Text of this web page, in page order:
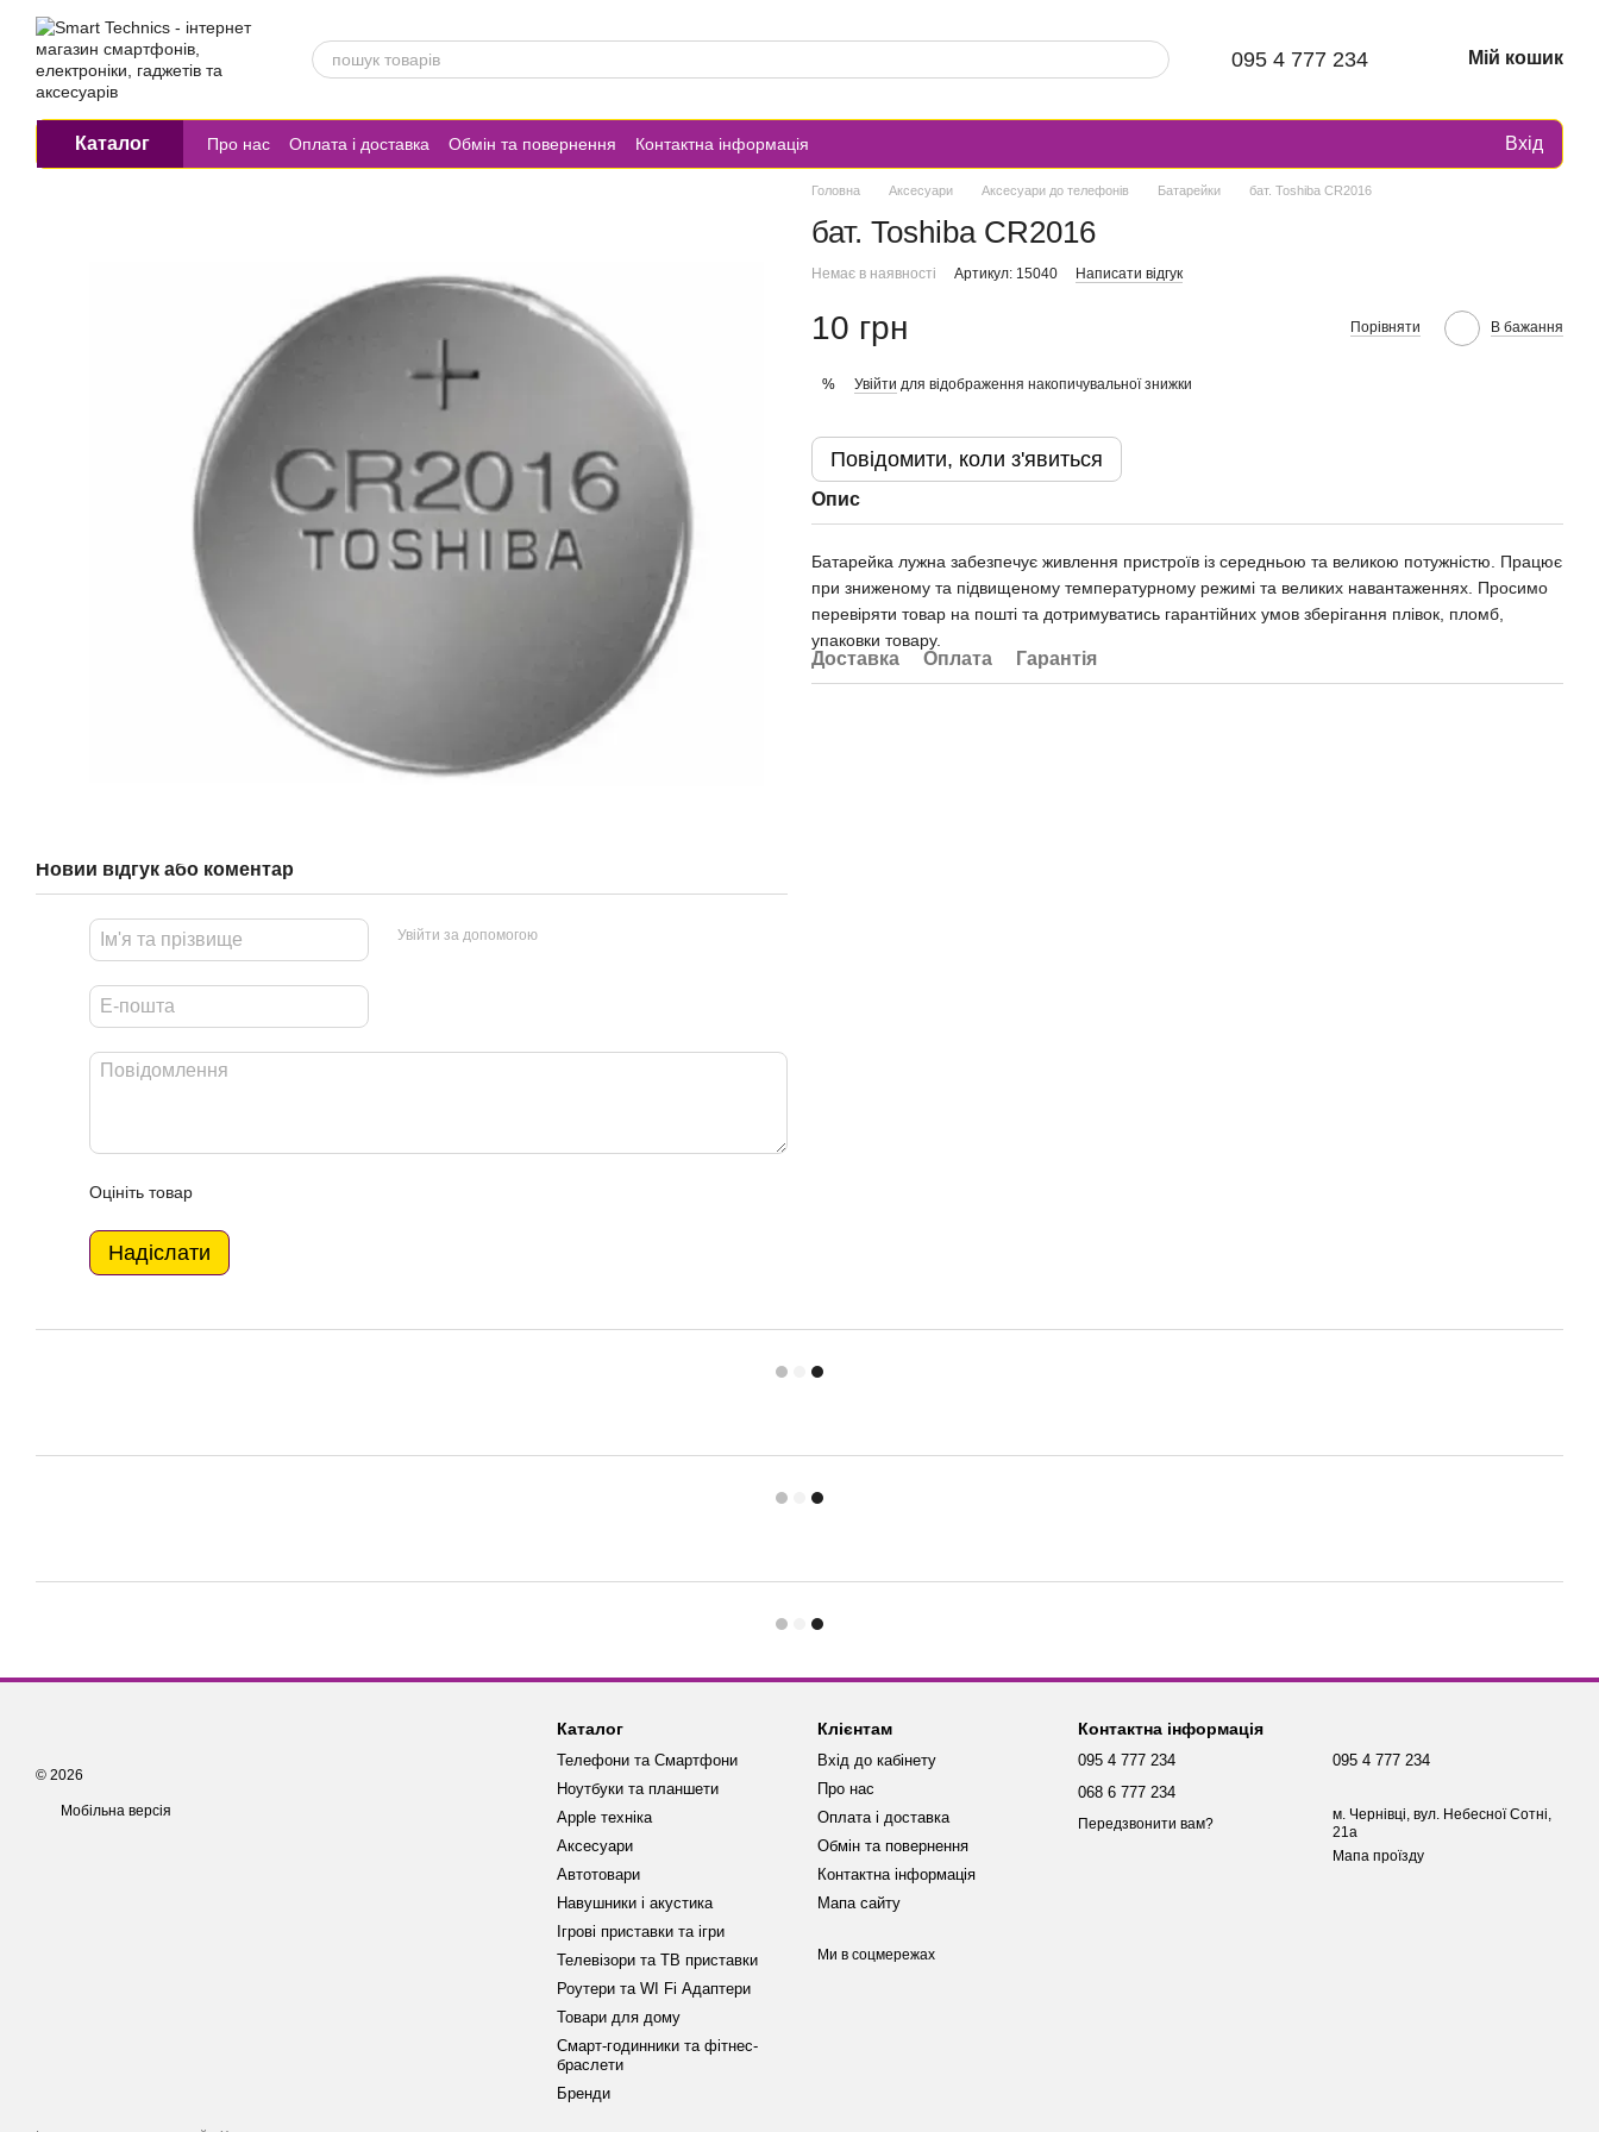
Перейти до основного контенту
095 4 777 234 Мій кошик
Каталог Про нас Оплата і доставка Обмін та повернення Контактна інформація Вхід
Новий відгук або коментар
Увійти за допомогою
Оцініть товар
Надіслати
Головна Аксесуари Аксесуари до телефонів Батарейки бат. Toshiba CR2016
бат. Toshiba CR2016
Немає в наявності Артикул: 15040 Написати відгук
10 грн Порівняти В бажання
% Увійти для відображення накопичувальної знижки
Повідомити, коли з'явиться
Опис
Батарейка лужна забезпечує живлення пристроїв із середньою та великою потужністю. Працює
при зниженому та підвищеному температурному режимі та великих навантаженнях. Просимо
перевіряти товар на пошті та дотримуватись гарантійних умов зберігання плівок, пломб,
упаковки товару.
Доставка Оплата Гарантія
© 2026
Мобільна версія
Каталог
Телефони та Смартфони
Ноутбуки та планшети
Apple техніка
Аксесуари
Автотовари
Навушники і акустика
Ігрові приставки та ігри
Телевізори та ТВ приставки
Роутери та WI Fi Адаптери
Товари для дому
Смарт-годинники та фітнес-
браслети
Бренди
Клієнтам
Вхід до кабінету
Про нас
Оплата і доставка
Обмін та повернення
Контактна інформація
Мапа сайту
Ми в соцмережах
Контактна інформація
095 4 777 234
068 6 777 234
Передзвонити вам?
095 4 777 234
м. Чернівці, вул. Небесної Сотні,
21а
Мапа проїзду